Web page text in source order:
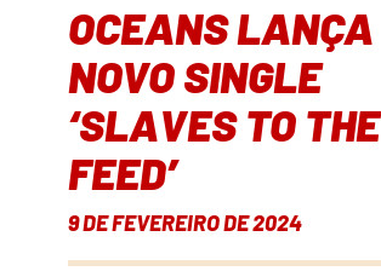
OCEANS LANÇA
NOVO SINGLE
‘SLAVES TO THE
FEED’
9 DE FEVEREIRO DE 2024